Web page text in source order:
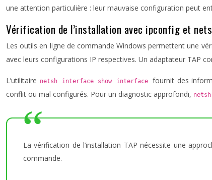
une attention particulière : leur mauvaise configuration peut
Vérification de l’installation avec ipconfig et
Les outils en ligne de commande Windows permettent une
avec leurs configurations IP respectives. Un adaptateur TAP
L’utilitaire netsh interface show interface fournit des
conflit ou mal configurés. Pour un diagnostic approfondi,
La vérification de l’installation TAP nécessite une
commande.